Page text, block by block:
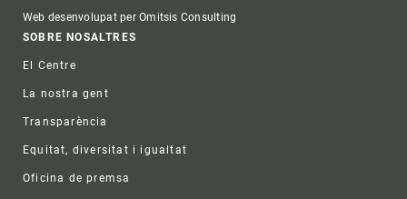
Web desenvolupat per Omitsis Consulting
Footer
SOBRE NOSALTRES
El Centre
La nostra gent
Transparència
Equitat, diversitat i igualtat
Oficina de premsa